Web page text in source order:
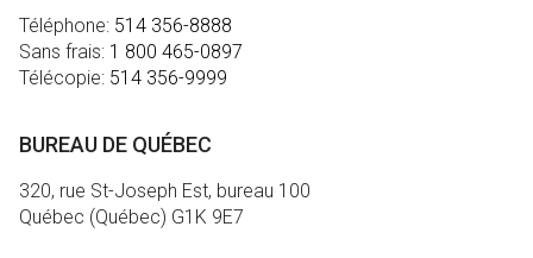
Téléphone: 514 356-8888
Sans frais: 1 800 465-0897
Télécopie: 514 356-9999
BUREAU DE QUÉBEC
320, rue St-Joseph Est, bureau 100
Québec (Québec) G1K 9E7